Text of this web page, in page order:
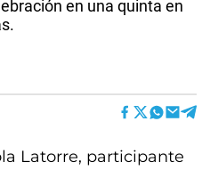
en una quinta en
Latorre, participante